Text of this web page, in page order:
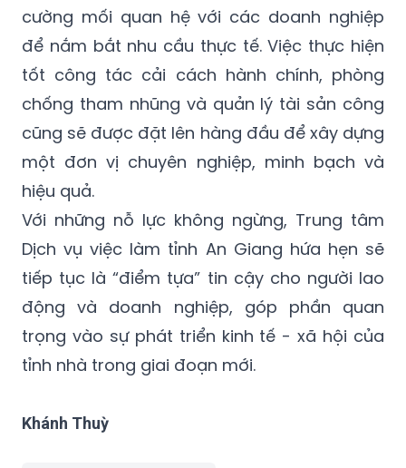
cường mối quan hệ với các doanh nghiệp
để nắm bắt nhu cầu thực tế. Việc thực hiện
tốt công tác cải cách hành chính, phòng
chống tham nhũng và quản lý tài sản công
cũng sẽ được đặt lên hàng đầu để xây dựng
một đơn vị chuyên nghiệp, minh bạch và
hiệu quả.
Với những nỗ lực không ngừng, Trung tâm
Dịch vụ việc làm tỉnh An Giang hứa hẹn sẽ
tiếp tục là “điểm tựa” tin cậy cho người lao
động và doanh nghiệp, góp phần quan
trọng vào sự phát triển kinh tế - xã hội của
tỉnh nhà trong giai đoạn mới.
Khánh Thuỳ